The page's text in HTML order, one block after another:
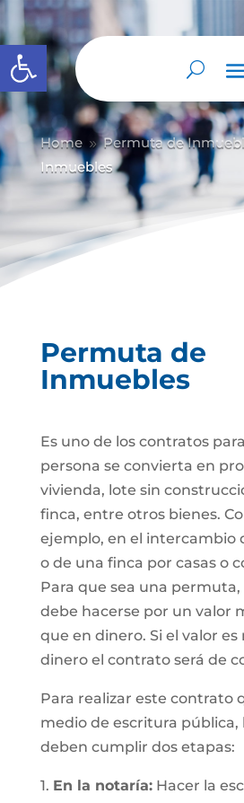
Abrir barra de herramientas
Home 9 Permuta de
Inmuebles
Permuta de
Inmuebles
Es uno de los contratos
persona se convierta en
vivienda, lote sin
finca, entre otros bienes.
ejemplo, en el intercambio
o de una finca por casas o
Para que sea una
debe hacerse por un valor
que en dinero. Si el valor es
dinero el contrato será de
Para realizar este contrato
medio de escritura pública,
deben cumplir dos etapas:
1. En la notaría:Hacer la